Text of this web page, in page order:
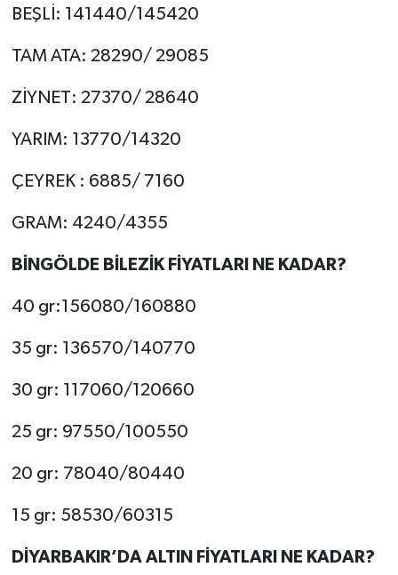
BEŞLİ: 141440/145420
TAM ATA: 28290/ 29085
ZİYNET: 27370/ 28640
YARIM: 13770/14320
ÇEYREK : 6885/ 7160
GRAM: 4240/4355
BİNGÖLDE BİLEZİK FİYATLARI NE KADAR?
40 gr:156080/160880
35 gr: 136570/140770
30 gr: 117060/120660
25 gr: 97550/100550
20 gr: 78040/80440
15 gr: 58530/60315
DİYARBAKIR’DA ALTIN FİYATLARI NE KADAR?